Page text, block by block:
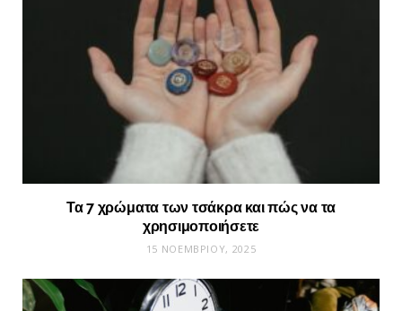
Τα 7 χρώματα των τσάκρα και πώς να τα
χρησιμοποιήσετε
15 ΝΟΕΜΒΡΊΟΥ, 2025